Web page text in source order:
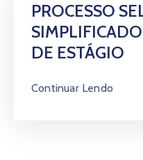
PROCESSO
DE ESTÁGIO
Continuar Lendo